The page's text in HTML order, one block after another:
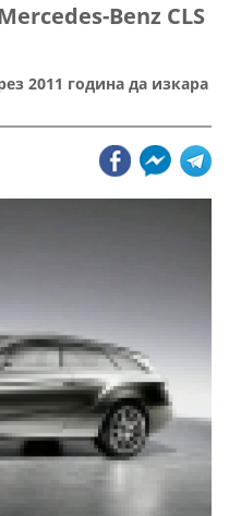
Benz CLS
2011 година да изкара